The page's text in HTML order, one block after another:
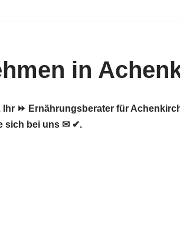
in
Ihr ⏩ Ernährungsberater für
sich bei uns ✉ ✔.